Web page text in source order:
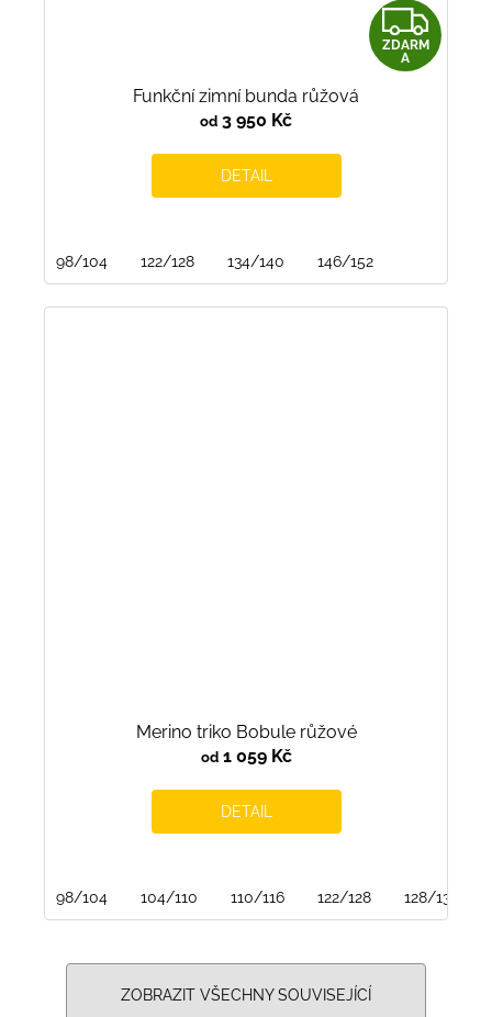
Z
D
ZDARM
A
Funkční zimní bunda růžová
od 3 950 Kč
DETAIL
98/104 122/128 134/140 146/152
Merino triko Bobule růžové
od1 059 Kč
DETAIL
98/104 104/110 110/116 122/128 128/134
ZOBRAZIT VŠECHNY SOUVISEJÍCÍ